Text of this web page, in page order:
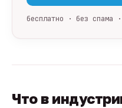
бесплатно · без спама
Что в